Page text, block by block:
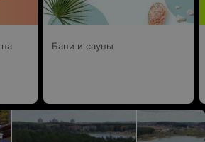
на
Бани и сауны